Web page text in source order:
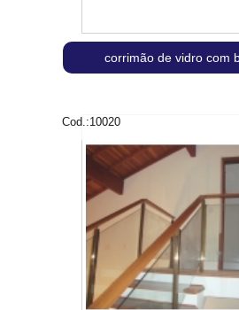
corrimão de vidro com
Cod.:10020